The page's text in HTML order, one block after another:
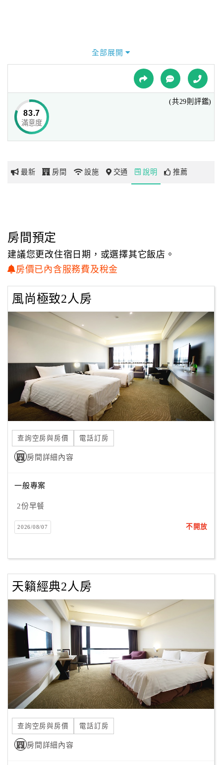
球
網
玩
地
圖
顧
務
滿
訂
單
管
理
員
戶
客
服
聯
單
線
上
紅
利
查
全部展開
83.7
滿意度
(共29則評鑑)
最新 房間 設施 交通 說明 推薦
房間預定
建議您更改住宿日期，或選擇其它飯店。
房價已內含服務費及稅金
風尚極致2人房
查詢空房與房價 電話訂房
房間詳細內容
一般專案
2份早餐
2026/08/07 不開放
天籟經典2人房
查詢空房與房價 電話訂房
房間詳細內容